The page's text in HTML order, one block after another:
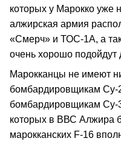
которых у Марокко уже
алжирская армия
«Смерч» и ТОС-1А, а
очень хорошо
Марокканцы не имеют
бомбардировщикам Су-
бомбардировщикам Су-
которых в ВВС Алжира
марокканских F-16